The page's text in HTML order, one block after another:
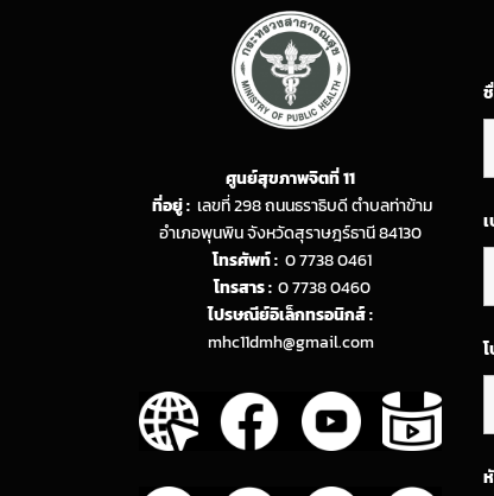
ศูนย์สุขภาพจิตที่ 11
ที่อยู่ : เลขที่ 298 ถนนธราธิบดี ตำบลท่าข้าม
อำเภอพุนพิน จังหวัดสุราษฎร์ธานี 84130
โทรศัพท์ : 0 7738 0461
โทรสาร : 0 7738 0460
ไปรษณีย์อิเล็กทรอนิกส์ :
mhc11dmh@gmail.com